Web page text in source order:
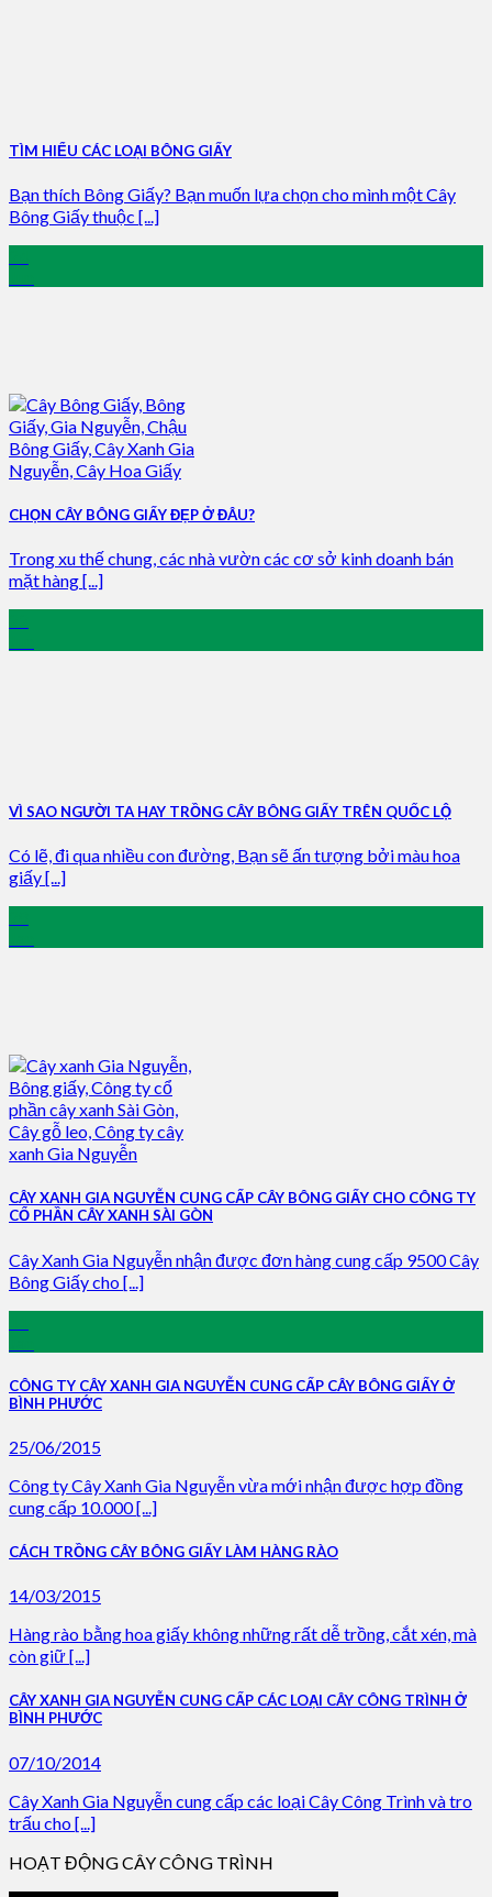
TÌM HIỂU CÁC LOẠI BÔNG GIẤY
Bạn thích Bông Giấy? Bạn muốn lựa chọn cho mình một Cây
Bông Giấy thuộc [...]
CHỌN CÂY BÔNG GIẤY ĐẸP Ở ĐÂU?
Trong xu thế chung, các nhà vườn các cơ sở kinh doanh bán
mặt hàng [...]
VÌ SAO NGƯỜI TA HAY TRỒNG CÂY BÔNG GIẤY TRÊN QUỐC LỘ
Có lẽ, đi qua nhiều con đường, Bạn sẽ ấn tượng bởi màu hoa
giấy [...]
CÂY XANH GIA NGUYỄN CUNG CẤP CÂY BÔNG GIẤY CHO CÔNG TY
CỔ PHẦN CÂY XANH SÀI GÒN
Cây Xanh Gia Nguyễn nhận được đơn hàng cung cấp 9500 Cây
Bông Giấy cho [...]
CÔNG TY CÂY XANH GIA NGUYỄN CUNG CẤP CÂY BÔNG GIẤY Ở
BÌNH PHƯỚC
25/06/2015
Công ty Cây Xanh Gia Nguyễn vừa mới nhận được hợp đồng
cung cấp 10.000 [...]
CÁCH TRỒNG CÂY BÔNG GIẤY LÀM HÀNG RÀO
14/03/2015
Hàng rào bằng hoa giấy không những rất dễ trồng, cắt xén, mà
còn giữ [...]
CÂY XANH GIA NGUYỄN CUNG CẤP CÁC LOẠI CÂY CÔNG TRÌNH Ở
BÌNH PHƯỚC
07/10/2014
Cây Xanh Gia Nguyễn cung cấp các loại Cây Công Trình và tro
trấu cho [...]
HOẠT ĐỘNG CÂY CÔNG TRÌNH